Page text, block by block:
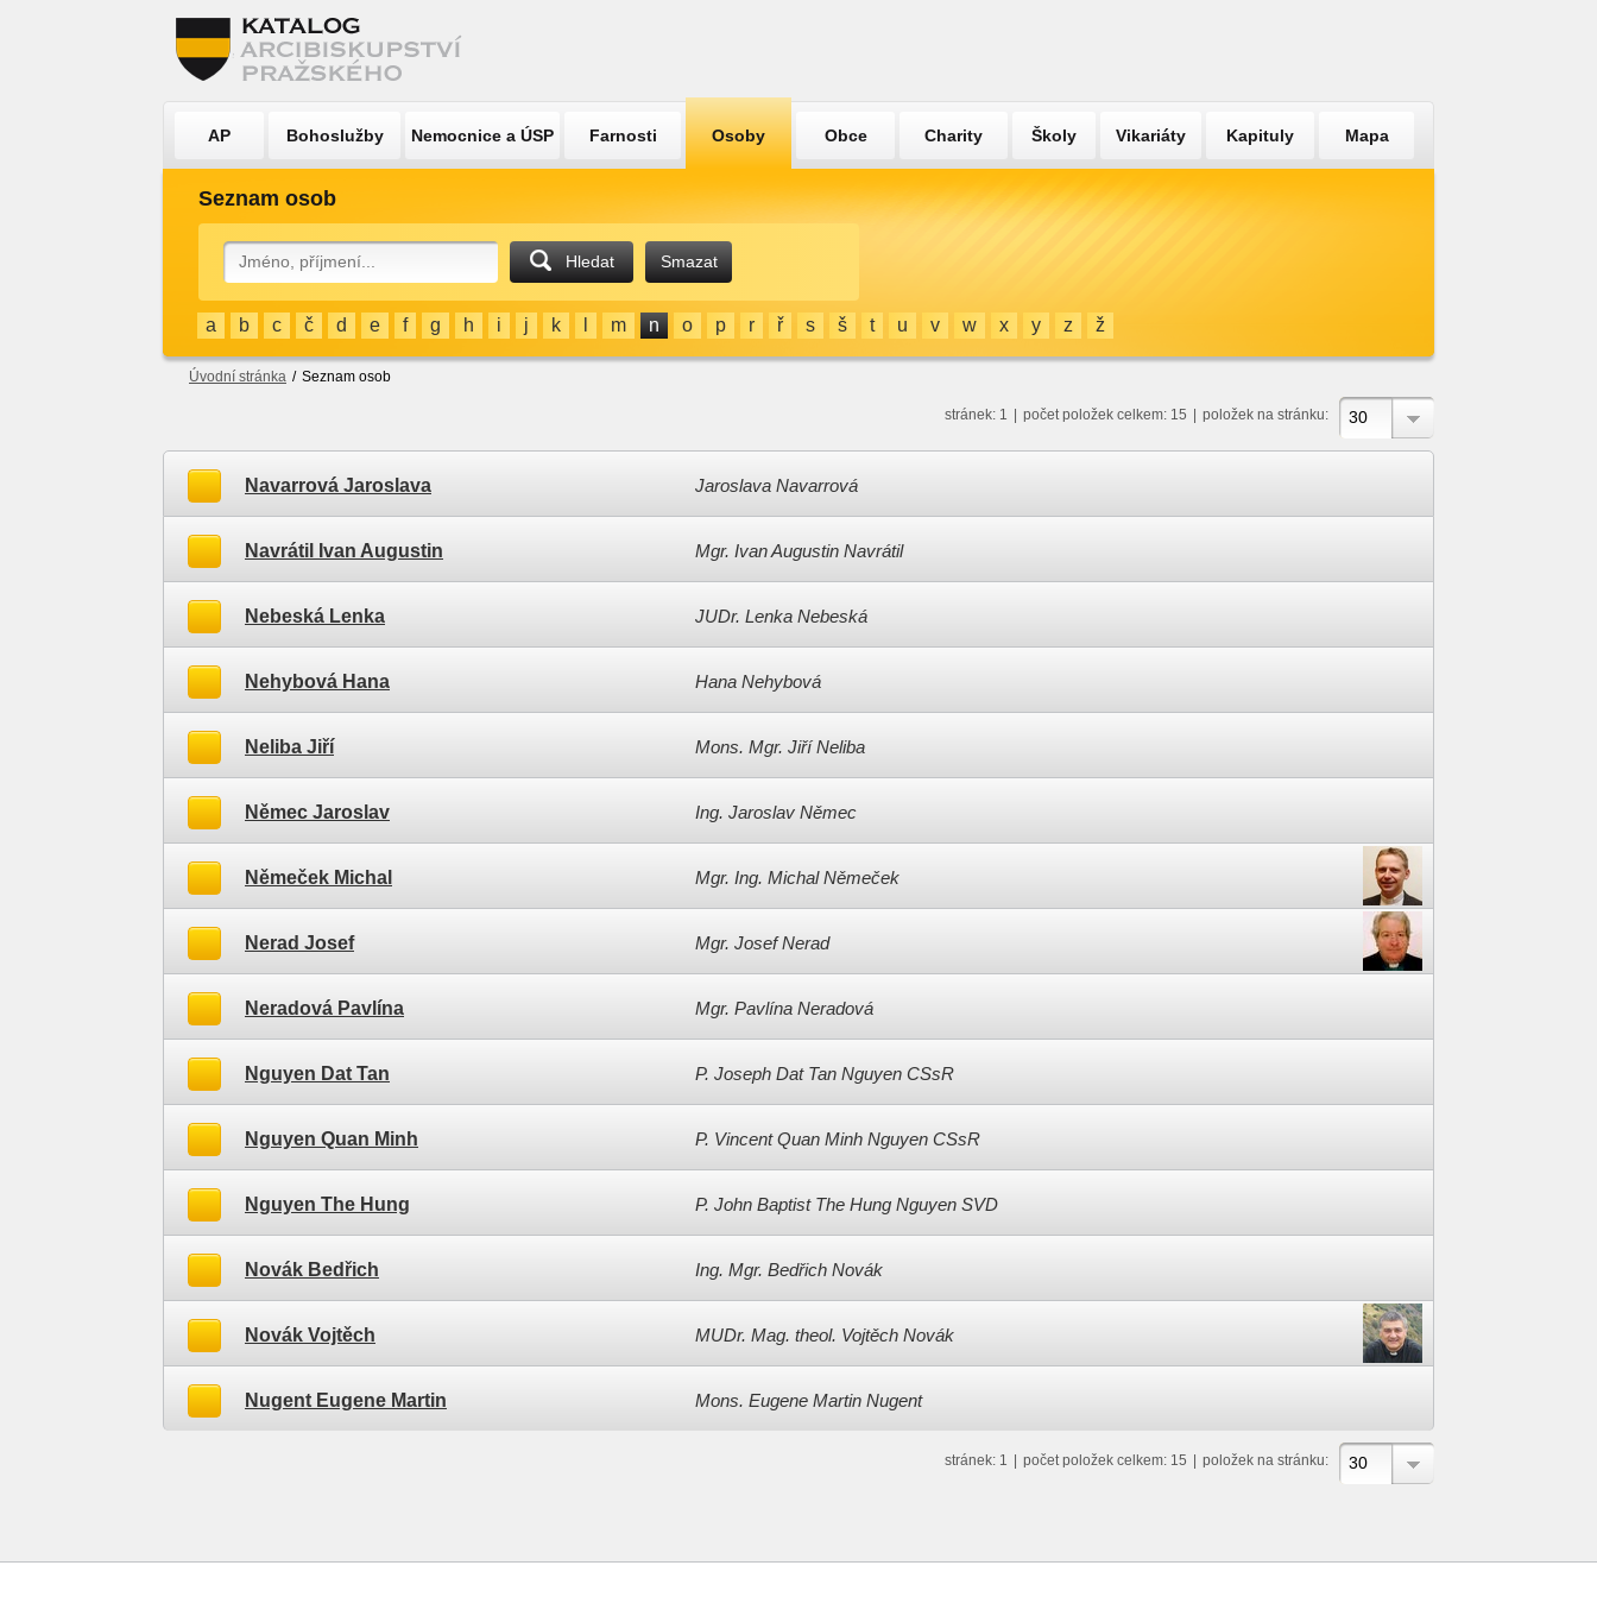
AP Bohoslužby Nemocnice a ÚSP Farnosti Osoby Obce Charity Školy Vikariáty Kapituly Mapa
Seznam osob
Hledat Smazat
a b c č d e f g h i j k m n o p r ř s š t u v w x y z ž
Úvodní stránka / Seznam osob
stránek: 1 počet položek celkem: 15 položek na stránku: 30
Navarrová Jaroslava Jaroslava Navarrová
Navrátil Ivan Augustin Mgr. Ivan Augustin Navrátil
Nebeská Lenka JUDr. Lenka Nebeská
Nehybová Hana Hana Nehybová
Neliba Jiří Mons. Mgr. Jiří Neliba
Němec Jaroslav Ing. Jaroslav Němec
Němeček Michal Mgr. Ing. Michal Němeček
Nerad Josef Mgr. Josef Nerad
Neradová Pavlína Mgr. Pavlína Neradová
Nguyen Dat Tan P. Joseph Dat Tan Nguyen CSsR
Nguyen Quan Minh P. Vincent Quan Minh Nguyen CSsR
Nguyen The Hung P. John Baptist The Hung Nguyen SVD
Novák Bedřich Ing. Mgr. Bedřich Novák
Novák Vojtěch MUDr. Mag. theol. Vojtěch Novák
Nugent Eugene Martin Mons. Eugene Martin Nugent
stránek: 1 počet položek celkem: 15 položek na stránku: 30